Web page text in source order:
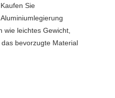
Sie
leichtes Gewicht,
bevorzugte Material